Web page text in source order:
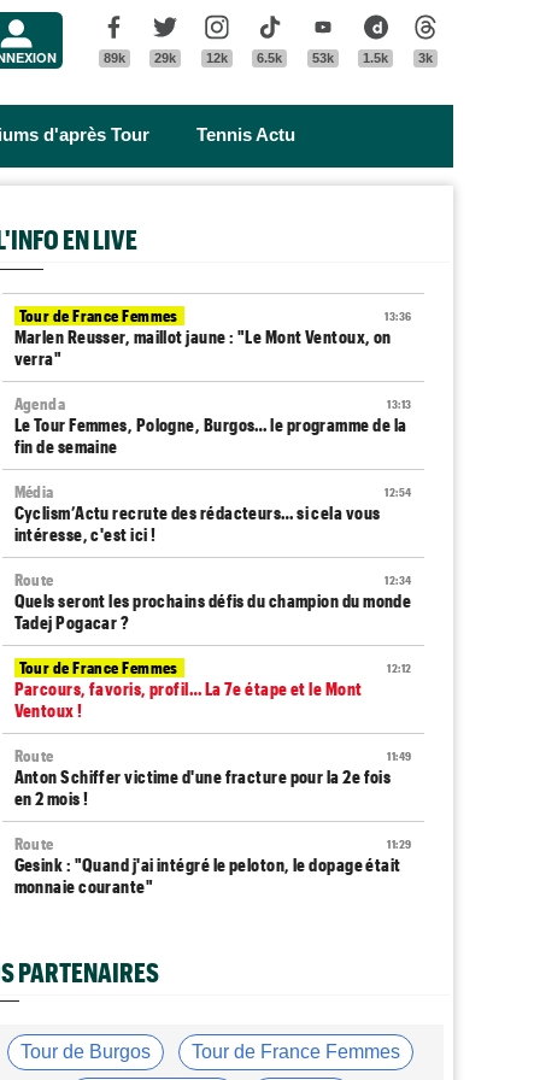
Facebook
89k
Twitter
29k
Instagram
12k
Tik Tok
6.5k
Youtube
53k
Dailymotion
1.5k 3k
d'après Tour Tennis Actu
EN LIVE
13:36
Tour de France Femmes
Marlen Reusser, maillot jaune : "Le Mont Ventoux, on
verra"
13:13
Agenda
Le Tour Femmes, Pologne, Burgos… le programme de la
fin de semaine
12:54
Média
Cyclism’Actu recrute des rédacteurs… si cela vous
intéresse, c'est ici !
12:34
Route
Quels seront les prochains défis du champion du monde
Tadej Pogacar ?
12:12
Tour de France Femmes
Parcours, favoris, profil… La 7e étape et le Mont
Ventoux !
11:49
Route
Anton Schiffer victime d'une fracture pour la 2e fois
en 2 mois !
11:29
Route
Gesink : "Quand j'ai intégré le peloton, le dopage était
monnaie courante"
Tour d'Espagne
éboulements
PARTENAIRES
Tour de Burgos Tour de France Femmes